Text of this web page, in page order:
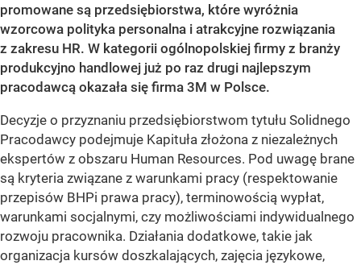
promowane są przedsiębiorstwa, które wyróżnia
wzorcowa polityka personalna i atrakcyjne rozwiązania
z zakresu HR. W kategorii ogólnopolskiej firmy z branży
produkcyjno handlowej już po raz drugi najlepszym
pracodawcą okazała się firma 3M w Polsce.
Decyzje o przyznaniu przedsiębiorstwom tytułu Solidnego
Pracodawcy podejmuje Kapituła złożona z niezależnych
ekspertów z obszaru Human Resources. Pod uwagę brane
są kryteria związane z warunkami pracy (respektowanie
przepisów BHPi prawa pracy), terminowością wypłat,
warunkami socjalnymi, czy możliwościami indywidualnego
rozwoju pracownika. Działania dodatkowe, takie jak
organizacja kursów doszkalających, zajęcia językowe,